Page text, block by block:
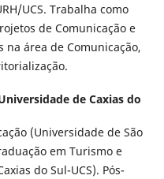
UCS. Trabalha como
de Comunicação e
na área de Comunicação,
de Caxias do
(Universidade de São
em Turismo e
do Sul-UCS). Pós-